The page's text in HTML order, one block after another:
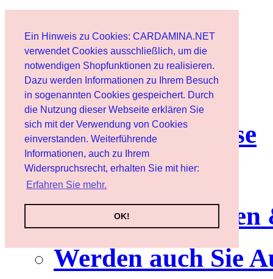
Ein Hinweis zu Cookies: CARDAMINA.NET
verwendet Cookies ausschließlich, um die
notwendigen Shopfunktionen zu realisieren.
Dazu werden Informationen zu Ihrem Besuch
in sogenannten Cookies gespeichert. Durch
die Nutzung dieser Webseite erklären Sie
sich mit der Verwendung von Cookies
einverstanden. Weiterführende
Informationen, auch zu Ihrem
Widerspruchsrecht, erhalten Sie mit hier:
Erfahren Sie mehr.
OK!
Benutzer
Newsletter
Nutzungshinweise
Service
Werden auch Sie